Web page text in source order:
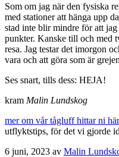
Som om jag när den fysiska
med stationer att hänga upp
stad inte blir mindre för att
punkter. Kanske till och med
resa. Jag testar det imorgon
vara och att göra som är
Ses snart, tills dess: HEJA!
kram Malin Lundskog
mer om vår tågluff hittar ni här
utflyktstips, för det vi gjorde
6 juni, 2023 av Malin